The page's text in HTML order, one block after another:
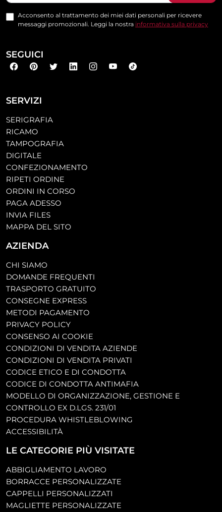
SERVIZI
SERIGRAFIA
RICAMO
TAMPOGRAFIA
DIGITALE
CONFEZIONAMENTO
RIPETI ORDINE
ORDINI IN CORSO
PAGA ADESSO
INVIA FILES
MAPPA DEL SITO
AZIENDA
CHI SIAMO
DOMANDE FREQUENTI
TRASPORTO GRATUITO
CONSEGNE EXPRESS
METODI PAGAMENTO
PRIVACY POLICY
CONSENSO AI COOKIE
CONDIZIONI DI VENDITA AZIENDE
CONDIZIONI DI VENDITA PRIVATI
CODICE ETICO E DI CONDOTTA
CODICE DI CONDOTTA ANTIMAFIA
MODELLO DI ORGANIZZAZIONE, GESTIONE E
CONTROLLO EX D.LGS. 231/01
PROCEDURA WHISTLEBLOWING
ACCESSIBILITÀ
LE CATEGORIE PIÙ VISITATE
ABBIGLIAMENTO LAVORO
BORRACCE PERSONALIZZATE
CAPPELLI PERSONALIZZATI
MAGLIETTE PERSONALIZZATE
Acconsento al trattamento dei miei dati personali per ricevere
messaggi promozionali. Leggi la nostra informativa sulla privacy
SEGUICI